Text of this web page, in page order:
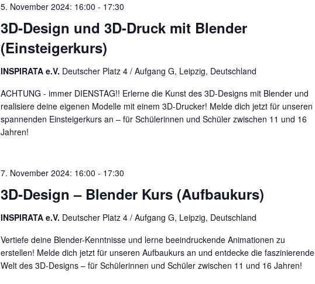
3D-Design und 3D-Druck mit Blender
(Einsteigerkurs)
5. November 2024: 16:00 - 17:30
INSPIRATA e.V. Deutscher Platz 4 / Aufgang G, Leipzig, Deutschland
ACHTUNG - immer DIENSTAG!! Erlerne die Kunst des 3D-Designs mit Blender und
realisiere deine eigenen Modelle mit einem 3D-Drucker! Melde dich jetzt für unseren
spannenden Einsteigerkurs an – für Schülerinnen und Schüler zwischen 11 und 16
Jahren!
3D-Design – Blender Kurs (Aufbaukurs)
7. November 2024: 16:00 - 17:30
INSPIRATA e.V. Deutscher Platz 4 / Aufgang G, Leipzig, Deutschland
Vertiefe deine Blender-Kenntnisse und lerne beeindruckende Animationen zu
erstellen! Melde dich jetzt für unseren Aufbaukurs an und entdecke die faszinierende
Welt des 3D-Designs – für Schülerinnen und Schüler zwischen 11 und 16 Jahren!